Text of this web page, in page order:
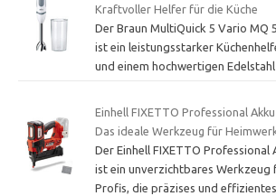
Kraftvoller Helfer für die Küche
Der Braun MultiQuick 5 Vario MQ
ist ein leistungsstarker
und einem hochwertigen
Einhell FIXETTO Professional
Das ideale Werkzeug für
Der Einhell FIXETTO Professional
ist ein unverzichtbares Werkzeug
Profis, die präzises und